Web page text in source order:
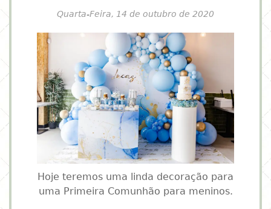
Quarta-Feira, 14 de outubro de 2020
Hoje teremos uma linda decoração para
uma Primeira Comunhão para meninos.